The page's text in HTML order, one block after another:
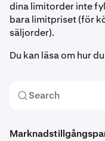
dina limitorder inte
bara limitpriset (för
säljorder).
Du kan läsa om hur